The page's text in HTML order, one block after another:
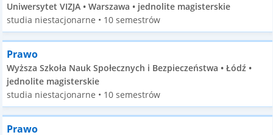
Uniwersytet VIZJA • Warszawa • jednolite magisterskie
studia niestacjonarne • 10 semestrów
Prawo
Wyższa Szkoła Nauk Społecznych i Bezpieczeństwa • Łódź •
jednolite magisterskie
studia niestacjonarne • 10 semestrów
Prawo